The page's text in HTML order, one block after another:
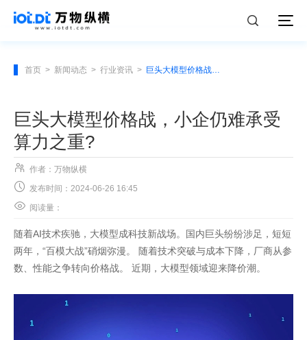
首页 > 新闻动态 > 行业资讯 > 巨头大模型价格战，小企仍难承受算力之重?
巨头大模型价格战，小企仍难承受
算力之重?
 作者：万物纵横
 发布时间：2024-06-26 16:45
 阅读量：
随着AI技术疾驰，大模型成科技新战场。国内巨头纷纷涉足，短短
两年，“百模大战”硝烟弥漫。 随着技术突破与成本下降，厂商从参
数、性能之争转向价格战。 近期，大模型领域迎来降价潮。